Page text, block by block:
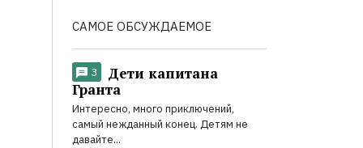
САМОЕ ОБСУЖДАЕМОЕ
3
Дети капитана
Гранта
Интересно, много приключений,
самый нежданный конец. Детям не
давайте...